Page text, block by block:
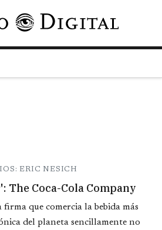
Pasar al contenido principal
ERIC NESICH
The Coca-Cola Company
firma que comercia la bebida más
del planeta sencillamente no